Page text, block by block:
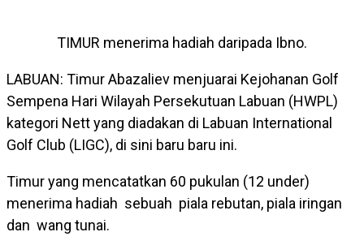
TIMUR menerima hadiah daripada Ibno.
LABUAN: Timur Abazaliev menjuarai Kejohanan Golf
Sempena Hari Wilayah Persekutuan Labuan (HWPL)
kategori Nett yang diadakan di Labuan International
Golf Club (LIGC), di sini baru baru ini.
Timur yang mencatatkan 60 pukulan (12 under)
menerima hadiah sebuah piala rebutan, piala iringan
dan wang tunai.